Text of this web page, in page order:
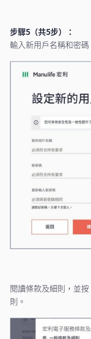
步驟5（共5步）：
輸入新用戶名稱和密碼
閱讀條款及細則，並
則。